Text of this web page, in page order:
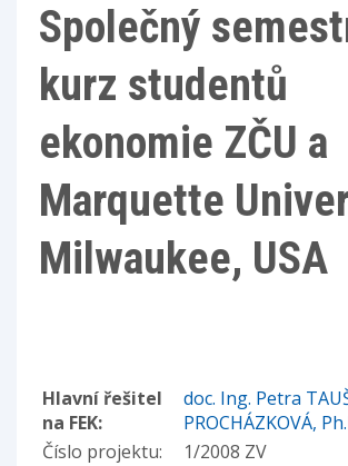
Společný
kurz studentů
ekonomie ZČU a
Marquette
Milwaukee, USA
Hlavní řešitel
na FEK:
doc. Ing. Petra
PROCHÁZKOVÁ,
Číslo projektu:
1/2008 ZV